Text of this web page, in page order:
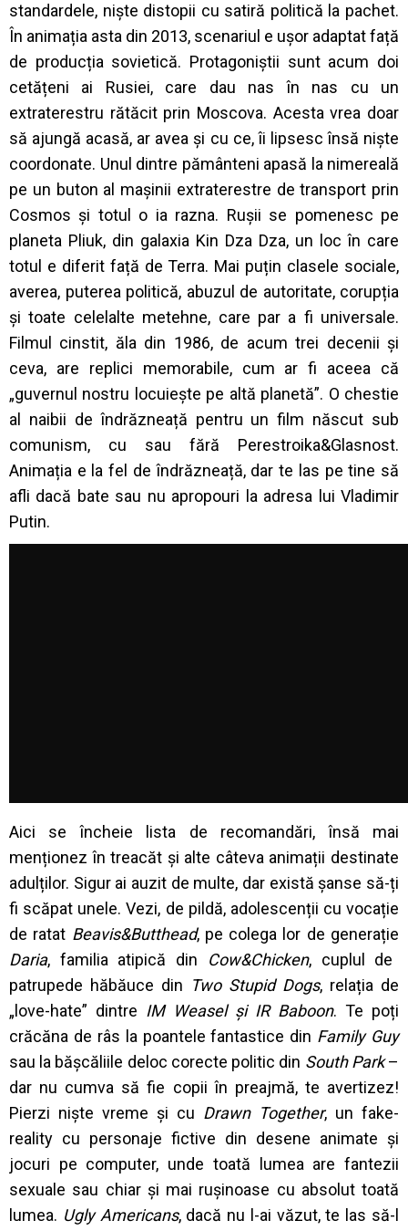
standardele, niște distopii cu satiră politică la pachet.
În animația asta din 2013, scenariul e ușor adaptat față
de producția sovietică. Protagoniștii sunt acum doi
cetățeni ai Rusiei, care dau nas în nas cu un
extraterestru rătăcit prin Moscova. Acesta vrea doar
să ajungă acasă, ar avea și cu ce, îi lipsesc însă niște
coordonate. Unul dintre pământeni apasă la nimereală
pe un buton al mașinii extraterestre de transport prin
Cosmos și totul o ia razna. Rușii se pomenesc pe
planeta Pliuk, din galaxia Kin Dza Dza, un loc în care
totul e diferit față de Terra. Mai puțin clasele sociale,
averea, puterea politică, abuzul de autoritate, corupția
și toate celelalte metehne, care par a fi universale.
Filmul cinstit, ăla din 1986, de acum trei decenii și
ceva, are replici memorabile, cum ar fi aceea că
„guvernul nostru locuiește pe altă planetă”. O chestie
al naibii de îndrăzneață pentru un film născut sub
comunism, cu sau fără Perestroika&Glasnost.
Animația e la fel de îndrăzneață, dar te las pe tine să
afli dacă bate sau nu apropouri la adresa lui Vladimir
Putin.
Aici se încheie lista de recomandări, însă mai
menționez în treacăt și alte câteva animații destinate
adulților. Sigur ai auzit de multe, dar există șanse să-ți
fi scăpat unele. Vezi, de pildă, adolescenții cu vocație
de ratat Beavis&Butthead, pe colega lor de generație
Daria, familia atipică din Cow&Chicken, cuplul de
patrupede hăbăuce din Two Stupid Dogs, relația de
„love-hate” dintre IM Weasel și IR Baboon. Te poți
crăcăna de râs la poantele fantastice din Family Guy
sau la bășcăliile deloc corecte politic din South Park–
dar nu cumva să fie copii în preajmă, te avertizez!
Pierzi niște vreme și cu Drawn Together, un fake-
reality cu personaje fictive din desene animate și
jocuri pe computer, unde toată lumea are fantezii
sexuale sau chiar și mai rușinoase cu absolut toată
lumea. Ugly Americans, dacă nu l-ai văzut, te las să-l